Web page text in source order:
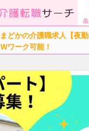
どかの介護職求人【夜勤
ワーク可能！